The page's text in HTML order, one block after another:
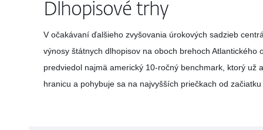
Dlhopisové trhy
V očakávaní ďalšieho zvyšovania úrokových sadzieb
výnosy štátnych dlhopisov na oboch brehoch Atlantického
predviedol najmä americký 10-ročný benchmark, ktorý už
hranicu a pohybuje sa na najvyšších priečkach od